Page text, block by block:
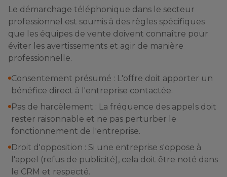
Le démarchage téléphonique dans le secteur
professionnel est soumis à des règles spécifiques
que les équipes de vente doivent connaître pour
éviter les avertissements et agir de manière
professionnelle.
Consentement présumé : L'offre doit apporter un
bénéfice direct à l'entreprise contactée.
Pas de harcèlement : La fréquence des appels doit
rester raisonnable et ne pas perturber le
fonctionnement de l'entreprise.
Droit d'opposition : Si une entreprise s'oppose à
l'appel (refus de publicité), cela doit être noté dans
le CRM et respecté.